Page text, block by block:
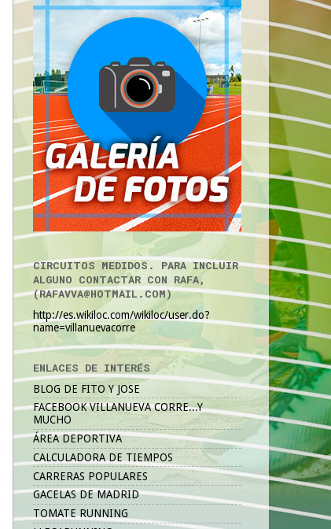
CIRCUITOS MEDIDOS. PARA INCLUIR
ALGUNO CONTACTAR CON RAFA,
(RAFAVVA@HOTMAIL.COM)
http://es.wikiloc.com/wikiloc/user.do?
name=villanuevacorre
ENLACES DE INTERÉS
BLOG DE FITO Y JOSE
FACEBOOK VILLANUEVA CORRE...Y
MUCHO
ÁREA DEPORTIVA
CALCULADORA DE TIEMPOS
CARRERAS POPULARES
GACELAS DE MADRID
TOMATE RUNNING